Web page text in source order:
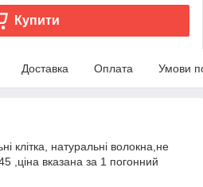
Купити
Доставка Оплата Умови
клітка, натуральні волокна,не
,ціна вказана за 1 погонний